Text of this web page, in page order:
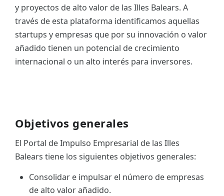
CAT
y proyectos de alto valor de las Illes Balears. A
través de esta plataforma identificamos aquellas
startups y empresas que por su innovación o valor
añadido tienen un potencial de crecimiento
internacional o un alto interés para inversores.
Objetivos generales
El Portal de Impulso Empresarial de las Illes
Balears tiene los siguientes objetivos generales:
Consolidar e impulsar el número de empresas
de alto valor añadido.